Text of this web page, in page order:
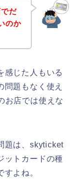
だ
のか
感じた人もいる
題もなく使え
お店では使えな
題は、skyticket
ットカードの種
よね。